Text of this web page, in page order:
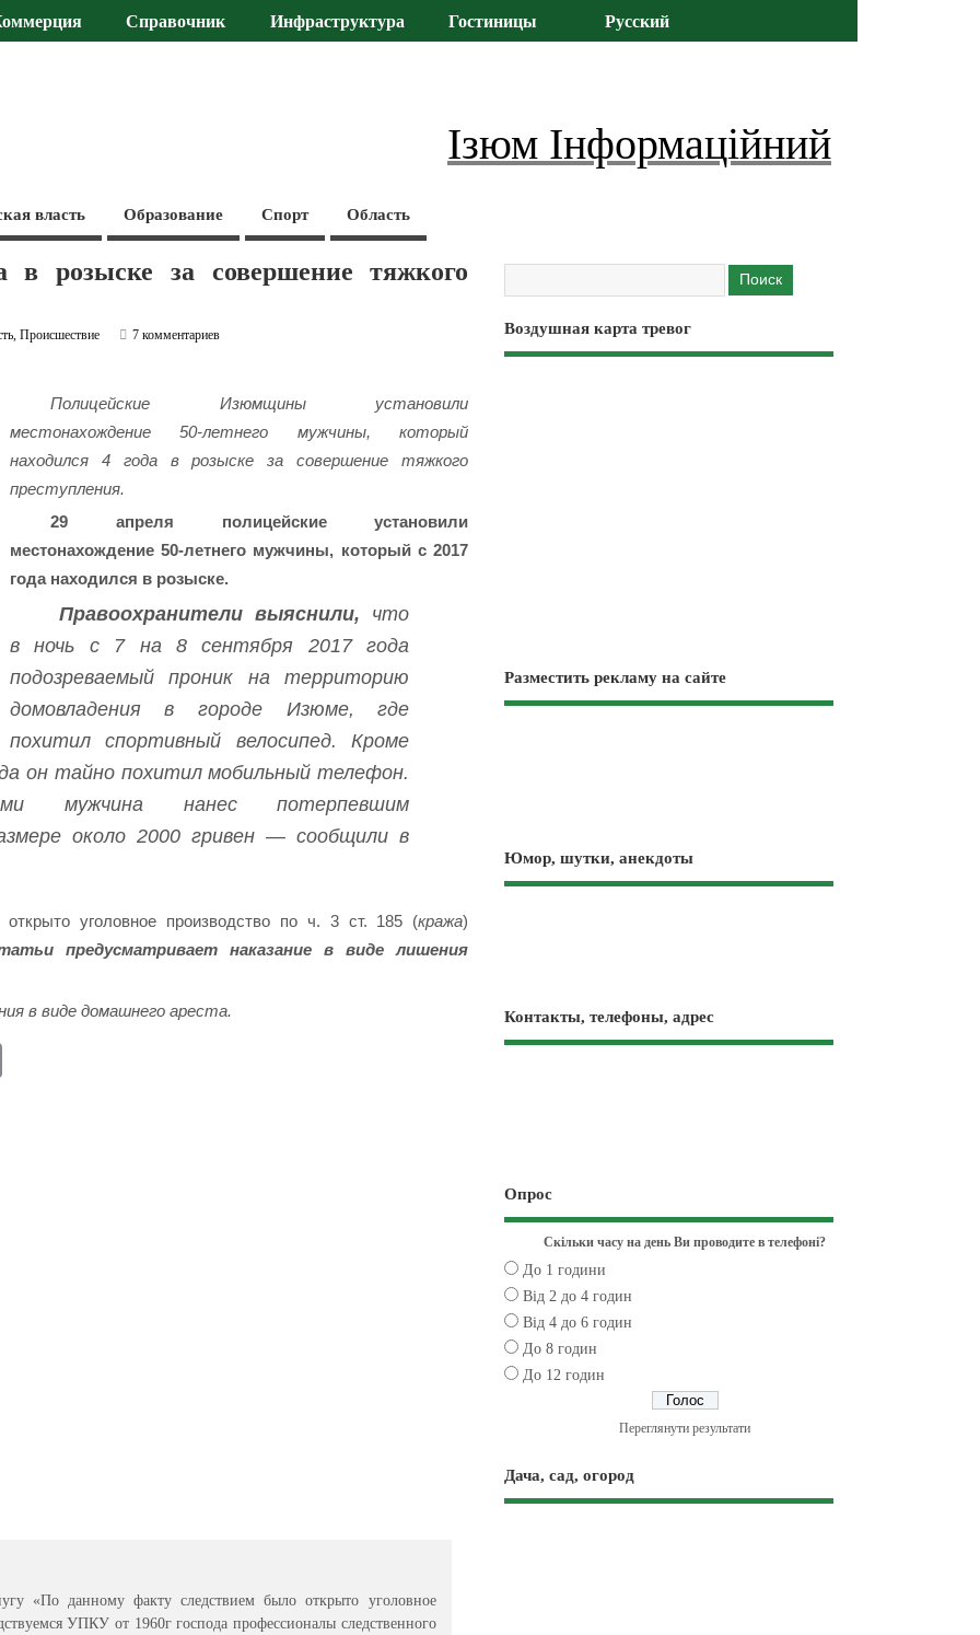
Справочник Инфраструктура Гостиницы Русский
Ізюм Інформаційний
власть Образование Спорт Область
в розыске за совершение тяжкого
,Происшествие
7 комментариев
Полицейские Изюмщины установили
местонахождение 50-летнего мужчины, который
находился 4 года в розыске за совершение тяжкого
преступления.
29 апреля полицейские установили
местонахождение 50-летнего мужчины, который с 2017
года находился в розыске.
Правоохранители выяснили, что
в ночь с 7 на 8 сентября 2017 года
подозреваемый проник на территорию
домовладения в городе Изюме, где
похитил спортивный велосипед. Кроме
он тайно похитил мобильный телефон.
мужчина нанес потерпевшим
около 2000 гривен — сообщили в
уголовное производство по ч. 3 ст. 185 (кража)
предусматривает наказание в виде лишения
в виде домашнего ареста.
«По данному факту следствием было открыто уголовное
УПКУ от 1960г господа профессионалы следственного
Воздушная карта тревог
Разместить рекламу на сайте
Юмор, шутки, анекдоты
Контакты, телефоны, адрес
Опрос
Скільки часу на день Ви проводите в телефоні?
До 1 години
Від 2 до 4 годин
Від 4 до 6 годин
До 8 годин
До 12 годин
Переглянути результати
Дача, сад, огород